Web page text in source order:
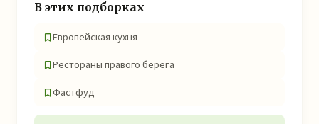
В этих подборках
Европейская кухня
Рестораны правого берега
Фастфуд